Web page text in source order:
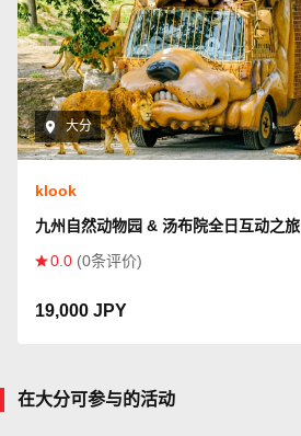
大分
klook
九州自然动物园 & 汤布院全日互动之旅
0.0 (0条评价)
19,000 JPY
在大分可参与的活动